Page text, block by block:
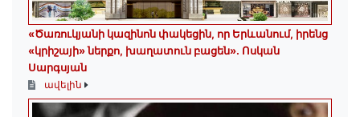
«Ծառուկյանի կազինոն փակեցին, որ Երևանում, իրենց
«կրիշայի» ներքո, խաղատուն բացեն»․ Ոսկան
Սարգսյան
ավելին